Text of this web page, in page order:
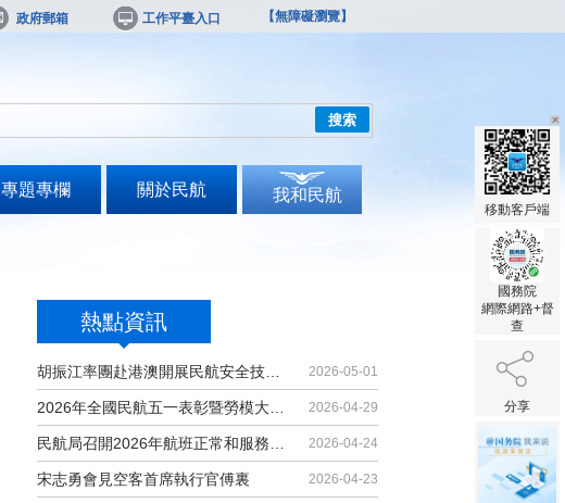
政府郵箱 工作平臺入口 【無障礙瀏覽】
搜索
專題專欄 關於民航 我和民航
熱點資訊
2026-05-01
2026-04-29
2026-04-24
宋志勇會見空客首席執行官傅裏 2026-04-23
移動客戶端
國務院
網際網路+督
查
分享